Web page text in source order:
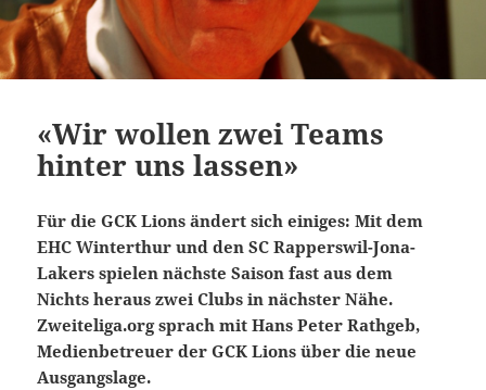
«Wir wollen zwei Teams
hinter uns lassen»
Für die GCK Lions ändert sich einiges: Mit dem
EHC Winterthur und den SC Rapperswil-Jona-
Lakers spielen nächste Saison fast aus dem
Nichts heraus zwei Clubs in nächster Nähe.
Zweiteliga.org sprach mit Hans Peter Rathgeb,
Medienbetreuer der GCK Lions über die neue
Ausgangslage.